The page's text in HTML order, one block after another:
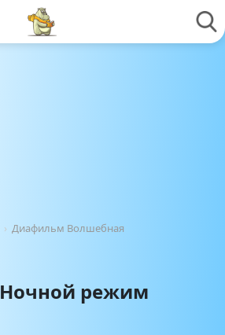
› Диафильм Волшебная
Ночной режим